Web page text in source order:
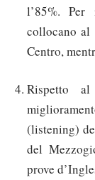
l’85%.
collocano
Centro,
Rispetto
(listening)
del
prove